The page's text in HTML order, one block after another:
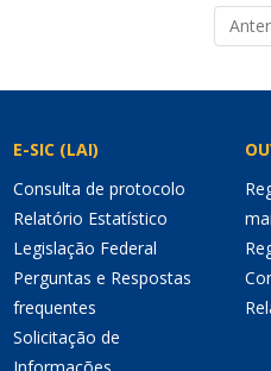
E-SIC (LAI)
Consulta de protocolo
Relatório Estatístico
Legislação Federal
Perguntas e Respostas
frequentes
Solicitação de